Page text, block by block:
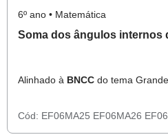
6º ano • Matemática
Soma dos ângulos internos
Alinhado à BNCC do tema
Cód: EF06MA25 EF06MA26